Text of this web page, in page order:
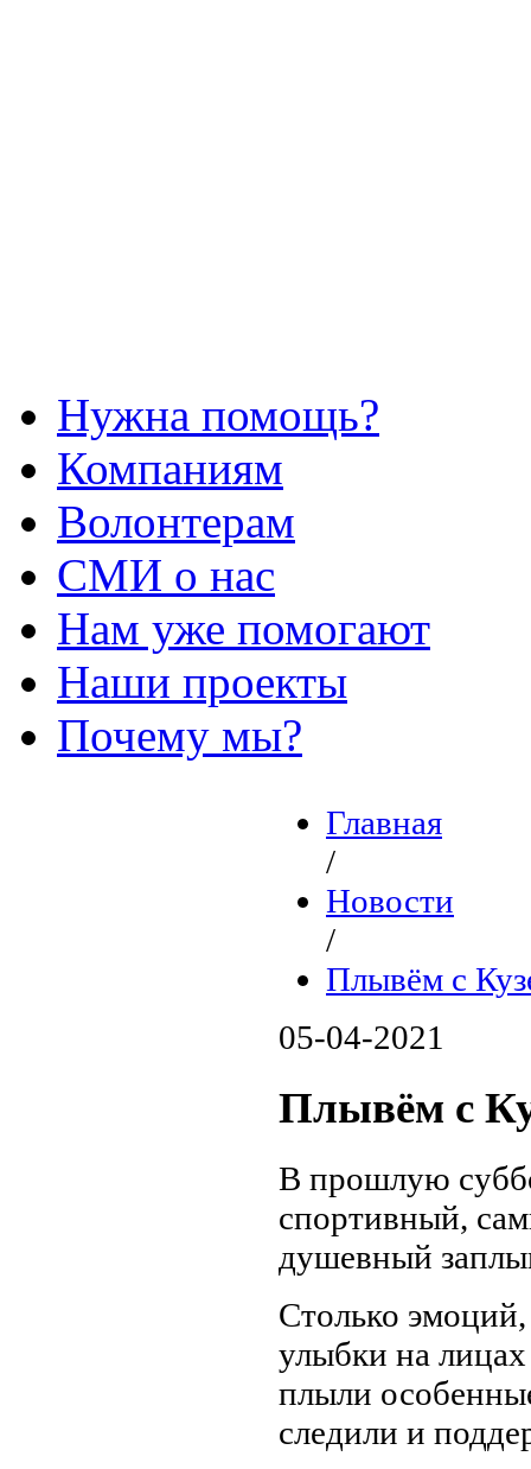
Нужна помощь?
Компаниям
Волонтерам
СМИ о нас
Нам уже помогают
Наши проекты
Почему мы?
Главная
/
Новости
/
Плывём с
05-04-2021
Плывём с
В прошлую
спортивный,
душевный
Столько
улыбки на
плыли
следили и